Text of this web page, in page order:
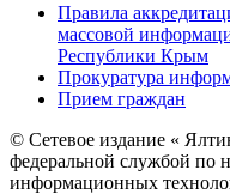
Правила
массовой
Республики Крым
Прокуратура
Прием граждан
© Сетевое издание «
федеральной службой по
информационных